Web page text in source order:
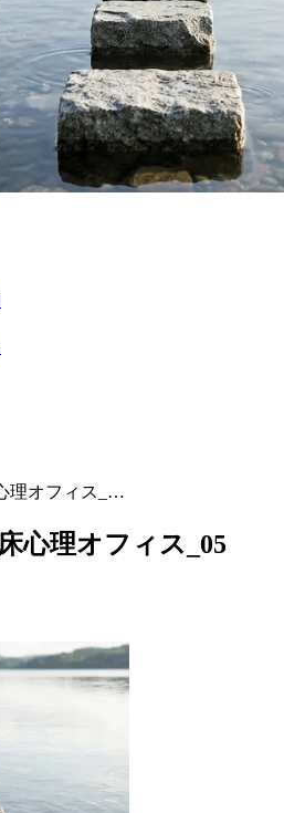
理オフィス_…
心理オフィス_05